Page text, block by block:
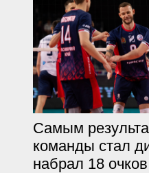
Самым
команды стал
набрал 18